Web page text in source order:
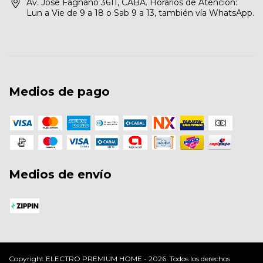
Av. Jose Fagnano 3611, CABA. Horarios de Atención:
Lun a Vie de 9 a 18 o Sab 9 a 13, también vía WhatsApp.
Medios de pago
Medios de envío
Copyright ELECTRO PREMIUM HOME - 2026. Todos los derechos